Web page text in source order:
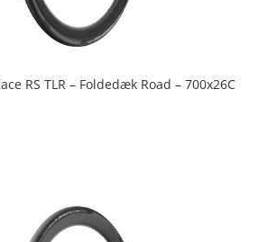
RS TLR – Foldedæk Road – 700x26C